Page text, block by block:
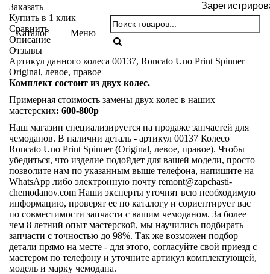
Каталог Меню
Заказать
Купить в 1 клик
Сравнить
Описание
Отзывы
Артикул данного колеса 00137, Roncato Uno Print Spinner
Original, левое, правое
Комплект состоит из двух колес.
Примерная стоимость замены двух колес в наших
мастерских: 600-800р
Наш магазин специализируется на продаже запчастей для
чемоданов. В наличии деталь - артикул 00137 Колесо
Roncato Uno Print Spinner (Original, левое, правое). Чтобы
убедиться, что изделие подойдет для вашей модели, просто
позволите нам по указанным выше телефона, напишите на
WhatsApp либо электронную почту remont@zapchasti-
chemodanov.com Наши эксперты уточнят всю необходимую
информацию, проверят ее по каталогу и сориентирует вас
по совместимости запчасти с вашим чемоданом. За более
чем 8 летний опыт мастерской, мы научились подбирать
запчасти с точностью до 98%. Так же возможен подбор
детали прямо на месте - для этого, согласуйте свой приезд с
мастером по телефону и уточните артикул комплектующей,
модель и марку чемодана.